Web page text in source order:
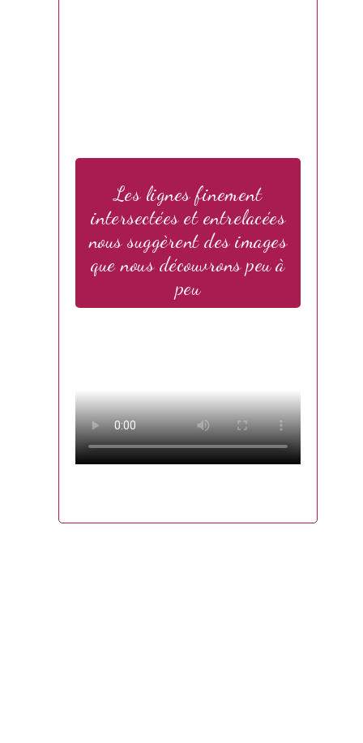
Les lignes finement
intersectées et entrelacées
nous suggèrent des images
que nous découvrons peu à
peu